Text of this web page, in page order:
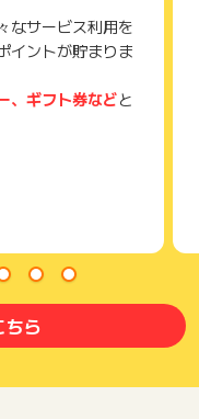
なサービス利用を
イントが貯まりま
、ギフト券などと
ちら